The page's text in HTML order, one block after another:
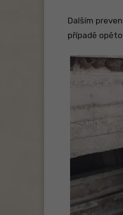
Dalším
případě